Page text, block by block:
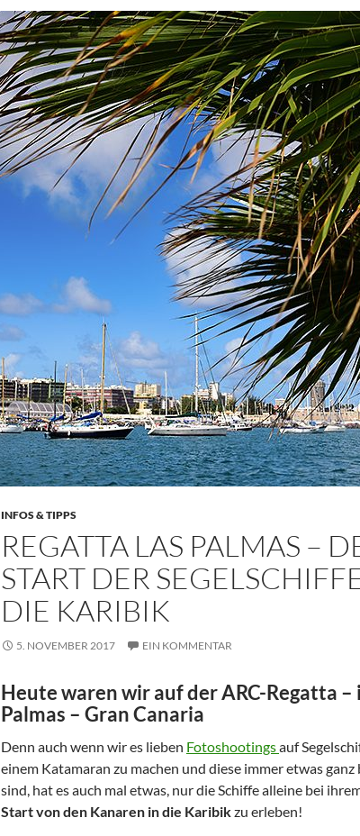
INFOS & TIPPS
REGATTA LAS PALMAS –
START DER
DIE KARIBIK
5. NOVEMBER 2017 EIN KOMMENTAR
Heute waren wir auf der ARC-Regatta –
Palmas – Gran Canaria
Denn auch wenn wir es lieben Fotoshootingsauf
einem Katamaran zu machen und diese immer etwas ganz
sind, hat es auch mal etwas, nur die Schiffe alleine bei
Start von den Kanaren in die Karibikzu erleben!